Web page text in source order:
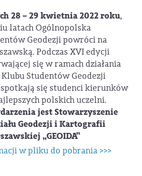
28 – 29 kwietnia 2022 roku,
latach Ogólnopolska
Geodezji powróci na
Podczas XVI edycji
się w ramach działania
Studentów Geodezji
spotkają się studenci kierunków
polskich uczelni.
jest Stowarzyszenie
Geodezji i Kartografii
„GEOIDA”
w pliku do pobrania >>>